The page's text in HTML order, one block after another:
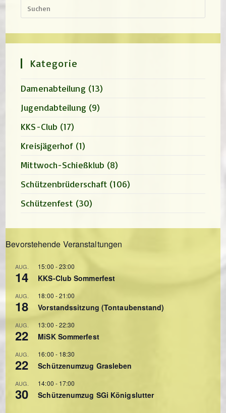
close
Kategorie
Damenabteilung (13)
Jugendabteilung (9)
KKS-Club (17)
Kreisjägerhof (1)
Mittwoch-Schießklub (8)
Schützenbrüderschaft (106)
Schützenfest (30)
Bevorstehende Veranstaltungen
AUG.
14
15:00 -23:00
KKS-Club Sommerfest
AUG.
18
18:00 -21:00
Vorstandssitzung (Tontaubenstand)
AUG.
22
13:00 -22:30
MiSK Sommerfest
AUG.
22
16:00 - 18:30
Schützenumzug Grasleben
AUG.
30
14:00 - 17:00
Schützenumzug SGi Königslutter